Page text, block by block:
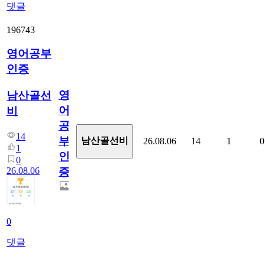
댓글
196743
영어공부
인증
남산골선
비
14
1
0
26.08.06
0
댓글
영
어
공
부
인
증
남산골선비 26.08.06 14 1 0